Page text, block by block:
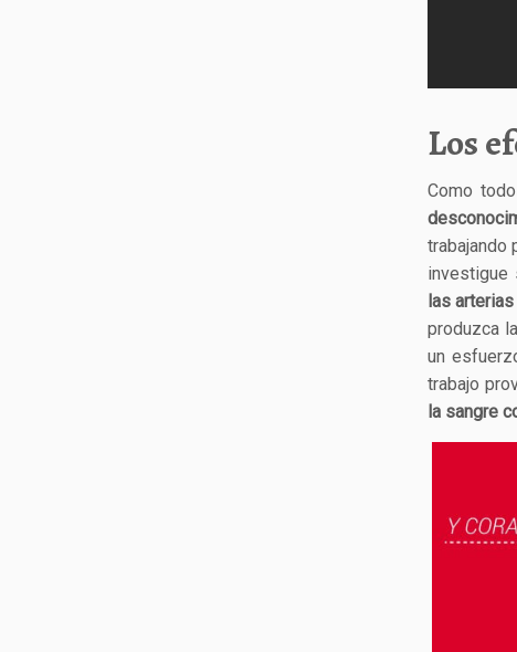
Los
Como
trabajando
investigue
las
produzca
un
trabajo
la sangre